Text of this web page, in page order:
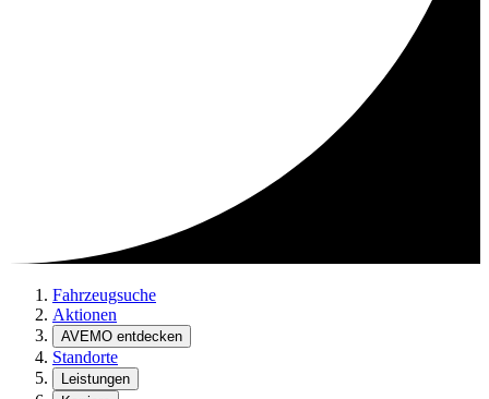
Fahrzeugsuche
Aktionen
AVEMO entdecken
Standorte
Leistungen